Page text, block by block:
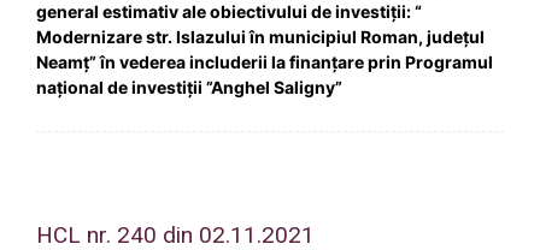
general estimativ ale obiectivului de investiţii: “
Modernizare str. Islazului în municipiul Roman, județul
Neamț” în vederea includerii la finanțare prin Programul
național de investiții ”Anghel Saligny”
HCL nr. 240 din 02.11.2021